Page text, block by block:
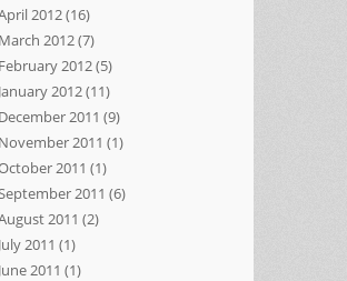
2012(16)
March 2012(7)
February 2012(5)
January 2012(11)
December 2011 (9)
November 2011 (1)
2011 (1)
2011 (6)
2011 (2)
July 2011 (1)
June 2011 (1)